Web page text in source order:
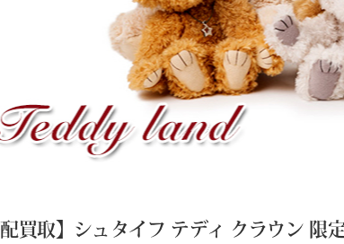
配買取】シュタイフ テディ クラウン 限